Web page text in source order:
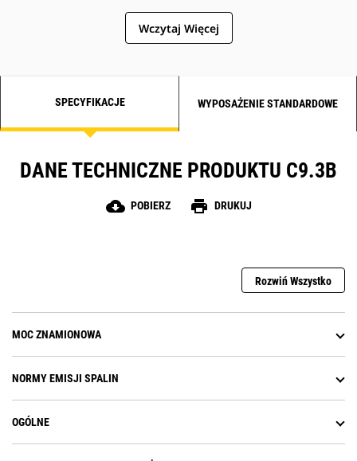
Wczytaj Więcej
SPECYFIKACJE WYPOSAŻENIE STANDARDOWE
DANE TECHNICZNE PRODUKTU C9.3B
cloud_download POBIERZ print DRUKUJ
Rozwiń Wszystko
MOC ZNAMIONOWA
NORMY EMISJI SPALIN
OGÓLNE